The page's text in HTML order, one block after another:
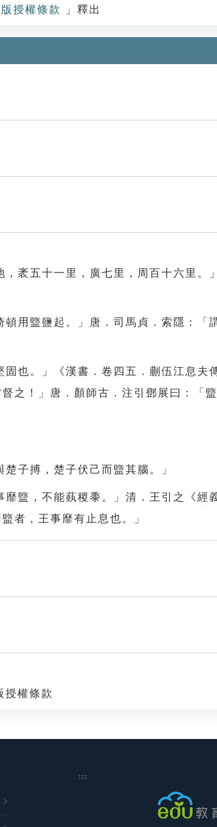
授權條款 」釋出
袤五十一里，廣七里，周百十六里。
用盬鹽起。」唐．司馬貞．索隱：「
也。」《漢書．卷四五．蒯伍江息夫
之！」唐．顏師古．注引鄧展曰：「
子搏，楚子伏己而盬其腦。」
盬，不能蓺稷黍。」清．王引之《經
者，王事靡有止息也。」
授權條款
:::